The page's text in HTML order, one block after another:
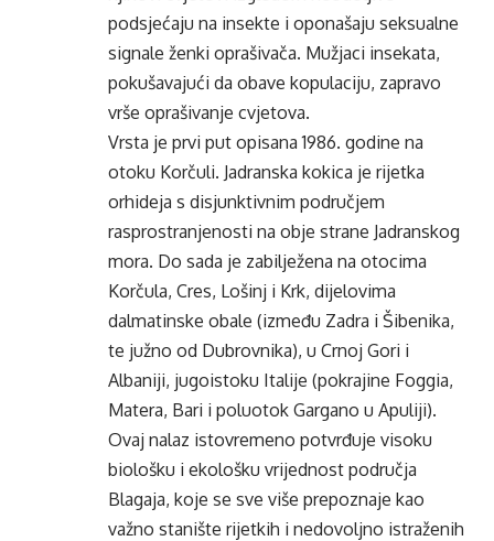
podsjećaju na insekte i oponašaju seksualne
signale ženki oprašivača. Mužjaci insekata,
pokušavajući da obave kopulaciju, zapravo
vrše oprašivanje cvjetova.
Vrsta je prvi put opisana 1986. godine na
otoku Korčuli. Jadranska kokica je rijetka
orhideja s disjunktivnim područjem
rasprostranjenosti na obje strane Jadranskog
mora. Do sada je zabilježena na otocima
Korčula, Cres, Lošinj i Krk, dijelovima
dalmatinske obale (između Zadra i Šibenika,
te južno od Dubrovnika), u Crnoj Gori i
Albaniji, jugoistoku Italije (pokrajine Foggia,
Matera, Bari i poluotok Gargano u Apuliji).
Ovaj nalaz istovremeno potvrđuje visoku
biološku i ekološku vrijednost područja
Blagaja, koje se sve više prepoznaje kao
važno stanište rijetkih i nedovoljno istraženih